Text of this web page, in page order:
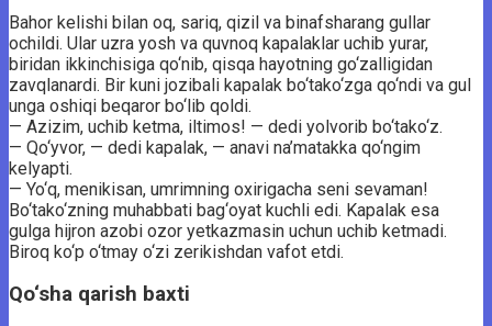
Bahor kelishi bilan oq, sariq, qizil va binafsharang gullar
ochildi. Ular uzra yosh va quvnoq kapalaklar uchib yurar,
biridan ikkinchisiga qo‘nib, qisqa hayotning go‘zalligidan
zavqlanardi. Bir kuni jozibali kapalak bo‘tako‘zga qo‘ndi va gul
unga oshiqi beqaror bo‘lib qoldi.
— Azizim, uchib ketma, iltimos! — dedi yolvorib bo‘tako‘z.
— Qo‘yvor, — dedi kapalak, — anavi na’matakka qo‘ngim
kelyapti.
— Yo‘q, menikisan, umrimning oxirigacha seni sevaman!
Bo‘tako‘zning muhabbati bag‘oyat kuchli edi. Kapalak esa
gulga hijron azobi ozor yetkazmasin uchun uchib ketmadi.
Biroq ko‘p o‘tmay o‘zi zerikishdan vafot etdi.
Qo‘sha qarish baxti